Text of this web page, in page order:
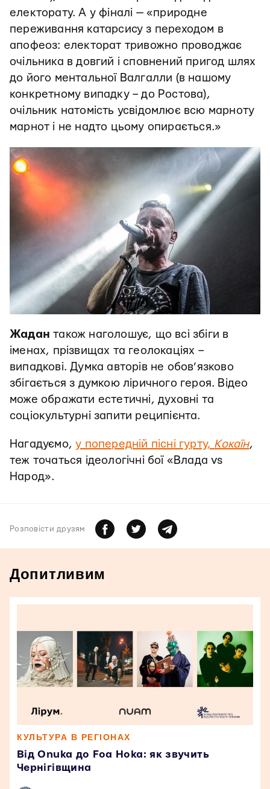
електорату. А у фіналі — «природне
переживання катарсису з переходом в
апофеоз: електорат тривожно проводжає
очільника в довгий і сповнений пригод шлях
до його ментальної Валгалли (в нашому
конкретному випадку – до Ростова),
очільник натомість усвідомлює всю марноту
марнот і не надто цьому опирається.»
Жадан також наголошує, що всі збіги в
іменах, прізвищах та геолокаціях –
випадкові. Думка авторів не обов’язково
збігається з думкою ліричного героя. Відео
може ображати естетичні, духовні та
соціокультурні запити реципієнта.
Нагадуємо,у попередній пісні гурту, Кокаїн,
теж точаться ідеологічні бої «Влада vs
Народ».
Розповiсти друзям
Допитливим
КУЛЬТУРА В РЕГІОНАХ
Від Onuka до Foa Hoka: як звучить
Чернігівщина